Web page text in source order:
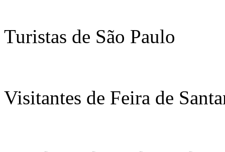
Turistas de São Paulo
Visitantes de Feira de